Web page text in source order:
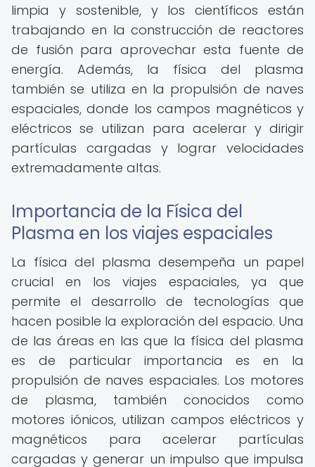
limpia y sostenible, y los científicos están
trabajando en la construcción de reactores
de fusión para aprovechar esta fuente de
energía. Además, la física del plasma
también se utiliza en la propulsión de naves
espaciales, donde los campos magnéticos y
eléctricos se utilizan para acelerar y dirigir
partículas cargadas y lograr velocidades
extremadamente altas.
Importancia de la Física del
Plasma en los viajes espaciales
La física del plasma desempeña un papel
crucial en los viajes espaciales, ya que
permite el desarrollo de tecnologías que
hacen posible la exploración del espacio. Una
de las áreas en las que la física del plasma
es de particular importancia es en la
propulsión de naves espaciales. Los motores
de plasma, también conocidos como
motores iónicos, utilizan campos eléctricos y
magnéticos para acelerar partículas
cargadas y generar un impulso que impulsa